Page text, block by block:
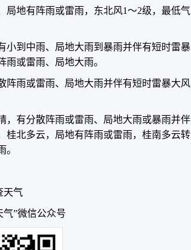
局地有阵雨或雷雨，东北风1～2级，最低气
小到中雨、局地大雨到暴雨并伴有短时雷暴
或雷雨、局地大雨。
阵雨或雷雨、局地大雨并伴有短时雷暴大风
，有分散阵雨或雷雨、局地大雨或暴雨并伴
桂北多云，局地有阵雨或雷雨，桂南多云转
。
天气
气”微信公众号